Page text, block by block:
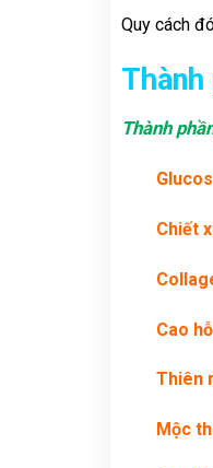
Quy cách
Thành
Chiết
Cao
Thiên
Mộc